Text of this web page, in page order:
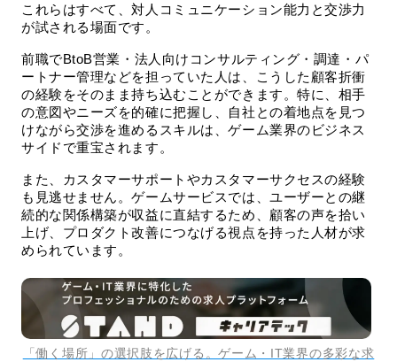
これらはすべて、対人コミュニケーション能力と交渉力
が試される場面です。
前職でBtoB営業・法人向けコンサルティング・調達・パ
ートナー管理などを担っていた人は、こうした顧客折衝
の経験をそのまま持ち込むことができます。特に、相手
の意図やニーズを的確に把握し、自社との着地点を見つ
けながら交渉を進めるスキルは、ゲーム業界のビジネス
サイドで重宝されます。
また、カスタマーサポートやカスタマーサクセスの経験
も見逃せません。ゲームサービスでは、ユーザーとの継
続的な関係構築が収益に直結するため、顧客の声を拾い
上げ、プロダクト改善につなげる視点を持った人材が求
められています。
「働く場所」の選択肢を広げる。ゲーム・IT業界の多彩な求